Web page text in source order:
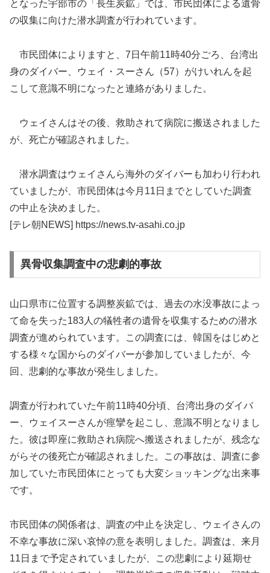
となった宇部市の「長生炭鉱」では、市民団体による遺骨
の収集に向けた潜水調査が行われています。
市民団体によりますと、7日午前11時40分ごろ、台湾出
身のダイバー、ウェイ・スーさん（57）がけいれんを起
こして意識不明になったと連絡がありました。
ウェイさんはその後、救助されて病院に搬送されました
が、死亡が確認されました。
潜水調査はウェイさんら海外のダイバーも加わり行われ
ていましたが、市民団体は今月11日までとしていた調査
の中止を決めました。
[テレ朝NEWS] https://news.tv-asahi.co.jp
異骨収集調査中の悲劇的事故
山口県市に位置する調整炭鉱では、過去の水没事故によっ
て命を失った183人の犠牲者の遺骨を収集するための潜水
調査が進められています。この調査には、韓国をはじめと
する様々な国からのダイバーが参加していましたが、今
回、悲劇的な事故が発生しました。
調査が行われていた午前11時40分頃、台湾出身のダイバ
ー、ウェイスーさんが痙攣を起こし、意識不明となりまし
た。彼は即座に救助され病院へ搬送されましたが、残念な
がらその後死亡が確認されました。この事故は、調査に参
加していた市民団体にとっても大変ショッキングな出来事
です。
市民団体の関係者は、調査の中止を決定し、ウェイさんの
不幸な事故に深い哀悼の意を表明しました。調査は、来月
11日まで予定されていましたが、この悲劇により延期せ